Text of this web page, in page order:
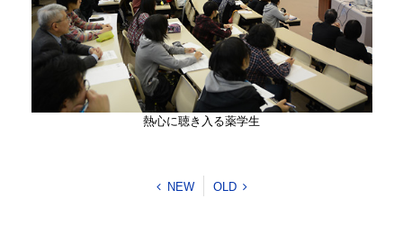
熱心に聴き入る薬学生
NEW OLD